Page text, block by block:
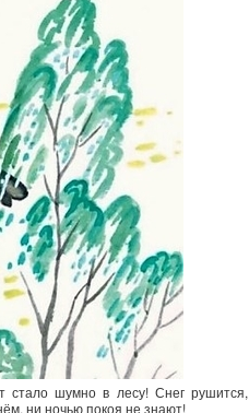
шумно в лесу! Снег рушится,
ни ночью покоя не знают!